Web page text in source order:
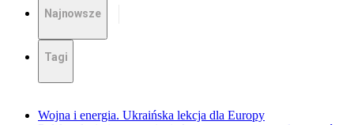
Najnowsze
Tagi
Wojna i energia. Ukraińska lekcja dla Europy